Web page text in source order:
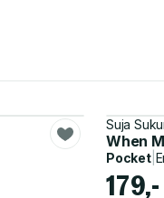
Suja
When
Pocket|
179,-